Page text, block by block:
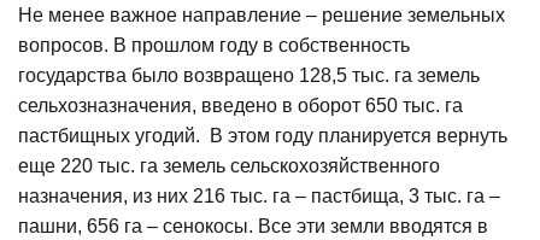
Не менее важное направление – решение земельных
вопросов. В прошлом году в собственность
государства было возвращено 128,5 тыс. га земель
сельхозназначения, введено в оборот 650 тыс. га
пастбищных угодий. В этом году планируется вернуть
еще 220 тыс. га земель сельскохозяйственного
назначения, из них 216 тыс. га – пастбища, 3 тыс. га –
пашни, 656 га – сенокосы. Все эти земли вводятся в